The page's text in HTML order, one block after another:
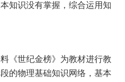
知识没有掌握，综合运用知
《世纪金榜》为教材进行教
的物理基础知识网络，基本